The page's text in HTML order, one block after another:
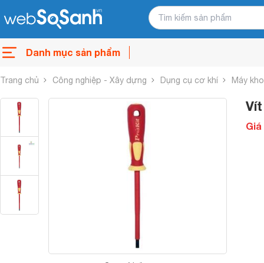
Danh mục sản phẩm
Trang chủ Công nghiệp - Xây dựng Dụng cụ cơ khí Máy